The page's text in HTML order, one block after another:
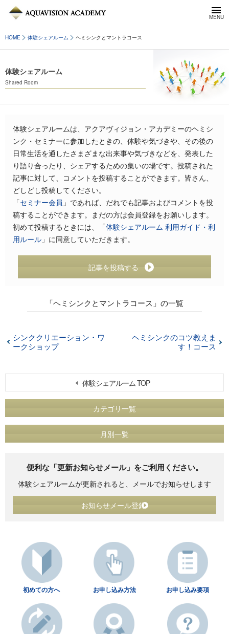
HOME 体験シェアルーム ヘミシンクとマントラコース
体験シェアルーム
Shared Room
体験シェアルーム TOP
カテゴリ一覧
月別一覧
便利な「更新お知らせメール」をご利用ください。
体験シェアルームが更新されると、メールでお知らせします
お知らせメール登録
体験シェアルームは、アクアヴィジョン・アカデミーのヘミシ
ンク・セミナーに参加したときの、体験や気づきや、その後の
日常生活を通したさまざまな出来事や気づきなどを、発表した
り語り合ったり、シェアするための集いの場です。投稿された
記事に対して、コメントを投稿することができます。皆さん、
どしどし投稿してください。
「セミナー会員 」であれば、だれでも記事およびコメントを投
稿することができます。まだの方は会員登録をお願いします。
初めて投稿するときには、「体験シェアルーム 利用ガイド・利
用ルール 」に同意していただきます。
記事を投稿する
「ヘミシンクとマントラコース」の一覧
シンククリエーション・ワ
ークショップ
ヘミシンクのコツ教えま
す！コース
初めての方へ お申し込み方法 お申し込み要項